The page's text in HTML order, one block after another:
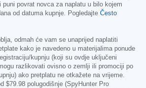
povrat novca za naplatu u bilo kojem
od datuma kupnje. Pogledajte Često
odmah će vam se unaprijed naplatiti
kako je navedeno u materijalima ponude
kupnju (koji su ovdje uključeni
razlikovati ovisno o zemlji ili promociji po
ako pretplatu ne otkažete na vrijeme.
$79.98 polugodišnje (SpyHunter Pro